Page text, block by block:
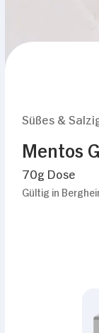
Süßes &
Mentos
70g Dose
Gültig in